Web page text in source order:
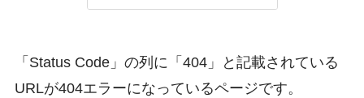
「Status Code」の列に「404」と記載されている
URLが404エラーになっているページです。